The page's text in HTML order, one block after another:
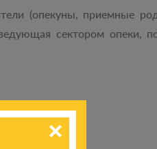
(опекуны, приемные
сектором опеки,